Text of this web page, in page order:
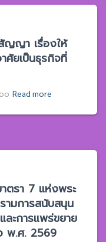
ญญา เรื่องให้
ศัยเป็นธุรกิจที่
Read more
ตรา 7 แห่งพระ
มการสนับสนุน
ละการแพร่ขยาย
พ.ศ. 2569